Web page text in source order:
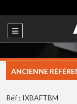
ANCIENNE
Réf : IXBAFTBM